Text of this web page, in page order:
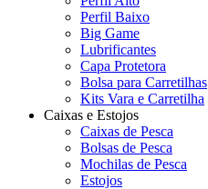
Perfil Baixo
Big Game
Lubrificantes
Capa Protetora
Bolsa para Carretilhas
Kits Vara e Carretilha
Caixas e Estojos
Caixas de Pesca
Bolsas de Pesca
Mochilas de Pesca
Estojos